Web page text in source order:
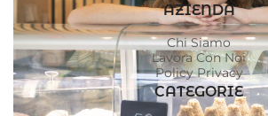
AZIENDA
Chi Siamo
Lavora Con Noi
Policy Privacy
CATEGORIE